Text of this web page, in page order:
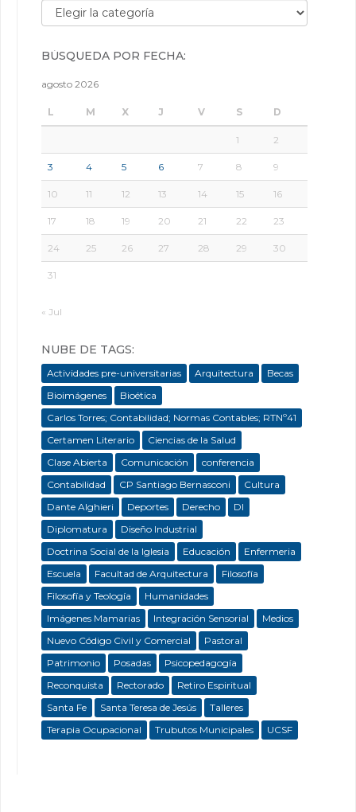
Búsqueda por categorías:
BÚSQUEDA POR FECHA:
agosto 2026
L M X J V S D
1 2
3 4 5 6 7 8 9
10 11 12 13 14 15 16
17 18 19 20 21 22 23
24 25 26 27 28 29 30
31
« Jul
NUBE DE TAGS:
Actividades pre-universitarias Arquitectura
Becas
Bioimágenes
Bioética
Carlos Torres; Contabilidad; Normas Contables; RTNº41
Certamen Literario
Ciencias de la Salud
Clase Abierta
Comunicación
conferencia
Contabilidad
CP Santiago Bernasconi
Cultura
Dante Alghieri
Deportes Derecho
DI
Diplomatura
Diseño Industrial
Doctrina Social de la Iglesia
Educación
Enfermeria
Escuela
Facultad de Arquitectura
Filosofía
Filosofía y Teología
Humanidades
Imágenes Mamarias
Integración Sensorial
Medios
Nuevo Código Civil y Comercial
Pastoral
Patrimonio
Posadas
Psicopedagogía
Reconquista
Rectorado
Retiro Espiritual
Santa Fe
Santa Teresa de Jesús
Talleres
Terapia Ocupacional
Trubutos Municipales UCSF